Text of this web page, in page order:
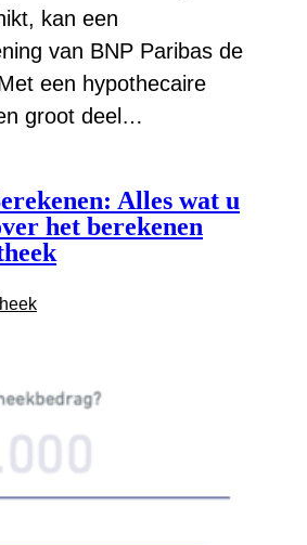
kan een
van BNP Paribas de
een hypothecaire
groot deel…
Alles wat u
het berekenen